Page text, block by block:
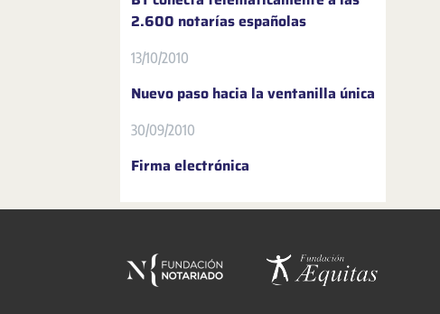
2.600 notarías españolas
13/10/2010
Nuevo paso hacia la ventanilla única
30/09/2010
Firma electrónica